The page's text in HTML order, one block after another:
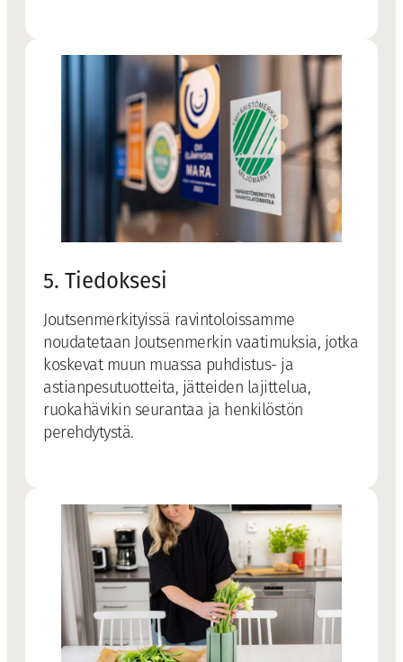
5. Tiedoksesi
Joutsenmerkityissä ravintoloissamme
noudatetaan Joutsenmerkin vaatimuksia, jotka
koskevat muun muassa puhdistus- ja
astianpesutuotteita, jätteiden lajittelua,
ruokahävikin seurantaa ja henkilöstön
perehdytystä.